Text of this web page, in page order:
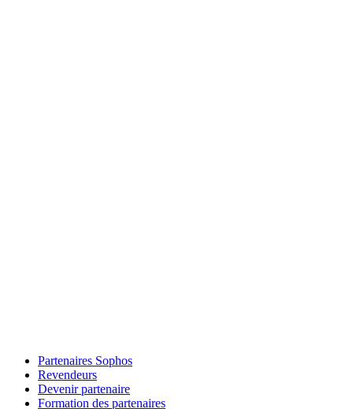
Partenaires Sophos
Revendeurs
Devenir partenaire
Formation des partenaires